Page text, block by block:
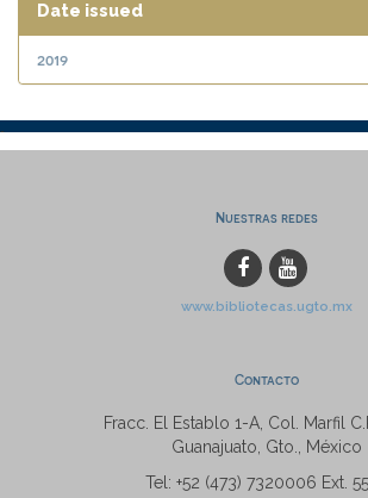
Date issued
2019
Nuestras redes
www.bibliotecas.ugto.mx
Contacto
Fracc. El Establo 1-A, Col. Marfil
Guanajuato, Gto., México
Tel: +52 (473) 7320006 Ext.